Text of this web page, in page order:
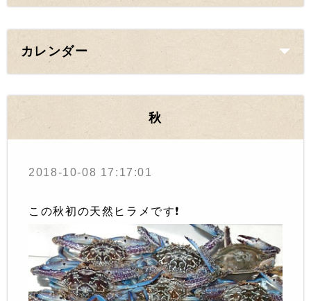
カレンダー
秋
2018-10-08 17:17:01
この秋初の天然ヒラメです❗️